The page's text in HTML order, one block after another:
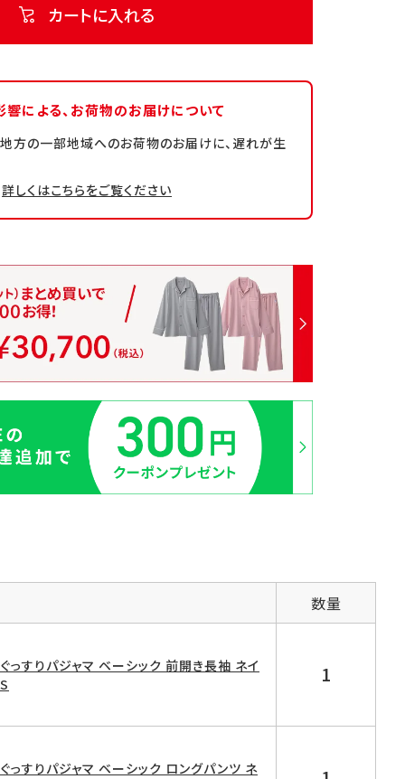
カートに入れる
による、 お荷物のお届けについて
方の一部地域へのお荷物のお届けに、遅れが生
詳しくはこちらをご覧ください
数量
っすりパジャマ ベーシック 前開き長袖 ネイ
1
っすりパジャマ ベーシック ロングパンツ ネ